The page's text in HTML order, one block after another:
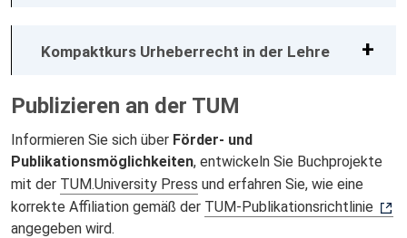
Kompaktkurs Urheberrecht in der Lehre
Publizieren an der TUM
Informieren Sie sich über Förder‑ und
Publikationsmöglichkeiten, entwickeln Sie Buchprojekte
mit der TUM.University Press und erfahren Sie, wie eine
korrekte Affiliation gemäß der TUM‑Publikationsrichtlinie
angegeben wird.